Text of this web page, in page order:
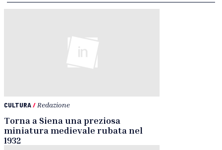
CULTURA/ Redazione
Torna a Siena una preziosa
miniatura medievale rubata nel
1932